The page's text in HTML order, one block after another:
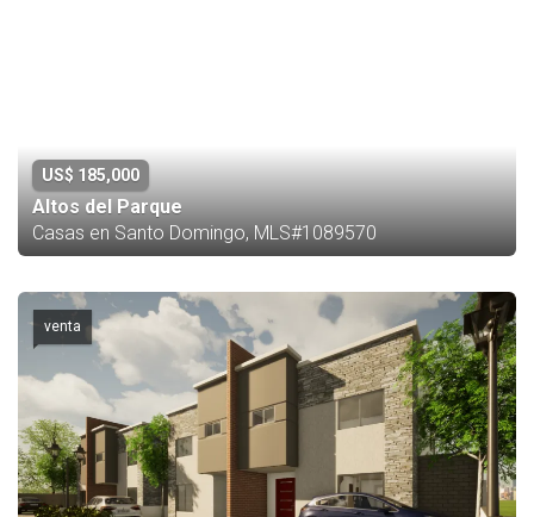
US$ 185,000
Altos del Parque
Casas en Santo Domingo, MLS#1089570
venta